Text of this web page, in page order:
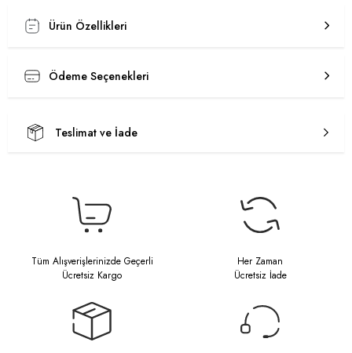
Ürün Özellikleri
Ödeme Seçenekleri
Teslimat ve İade
Tüm Alışverişlerinizde Geçerli
Ücretsiz Kargo
Her Zaman
Ücretsiz İade